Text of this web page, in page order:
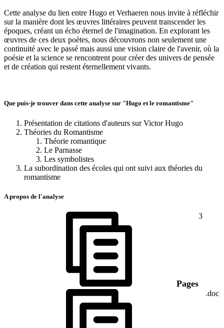
Cette analyse du lien entre Hugo et Verhaeren nous invite à réfléchir
sur la manière dont les œuvres littéraires peuvent transcender les
époques, créant un écho éternel de l'imagination. En explorant les
œuvres de ces deux poètes, nous découvrons non seulement une
continuité avec le passé mais aussi une vision claire de l'avenir, où la
poésie et la science se rencontrent pour créer des univers de pensée
et de création qui restent éternellement vivants.
Que puis-je trouver dans cette analyse sur "Hugo et le romantisme"
Présentation de citations d'auteurs sur Victor Hugo
Théories du Romantisme
Théorie romantique
Le Parnasse
Les symbolistes
La subordination des écoles qui ont suivi aux théories du
romantisme
A propos de l'analyse
Pages
3
.doc